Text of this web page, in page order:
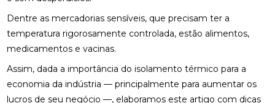
Dentre as mercadorias sensíveis, que precisam ter a
temperatura rigorosamente controlada, estão alimentos,
medicamentos e vacinas.
Assim, dada a importância do isolamento térmico para a
economia da indústria — principalmente para aumentar os
lucros de seu negócio —, elaboramos este artigo com dicas